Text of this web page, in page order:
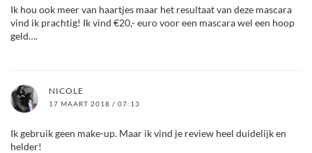
Ik hou ook meer van haartjes maar het resultaat van deze mascara
vind ik prachtig! Ik vind €20,- euro voor een mascara wel een hoop
geld….
NICOLE
17 MAART 2018 / 07:13
Ik gebruik geen make-up. Maar ik vind je review heel duidelijk en
helder!